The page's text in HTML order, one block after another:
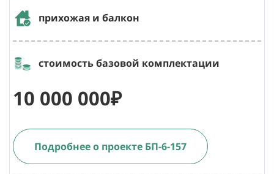
прихожая и балкон
стоимость базовой комплектации
10 000 000₽
Подробнее о проекте БП-6-157